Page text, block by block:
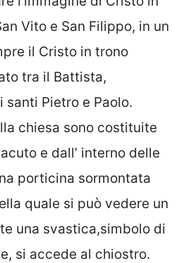
Vito e San Filippo, in un
il Cristo in trono
tra il Battista,
santi Pietro e Paolo.
chiesa sono costituite
e dall’ interno delle
porticina sormontata
quale si può vedere un
una svastica,simbolo di
si accede al chiostro.